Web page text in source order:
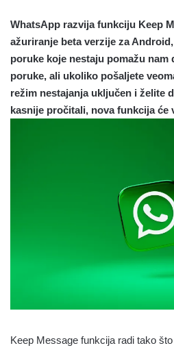
WhatsApp razvija funkciju Keep
ažuriranje beta verzije za
poruke koje nestaju pomažu nam
poruke, ali ukoliko pošaljete
režim nestajanja uključen i želite
kasnije pročitali, nova funkcija će
Keep Message funkcija radi tako